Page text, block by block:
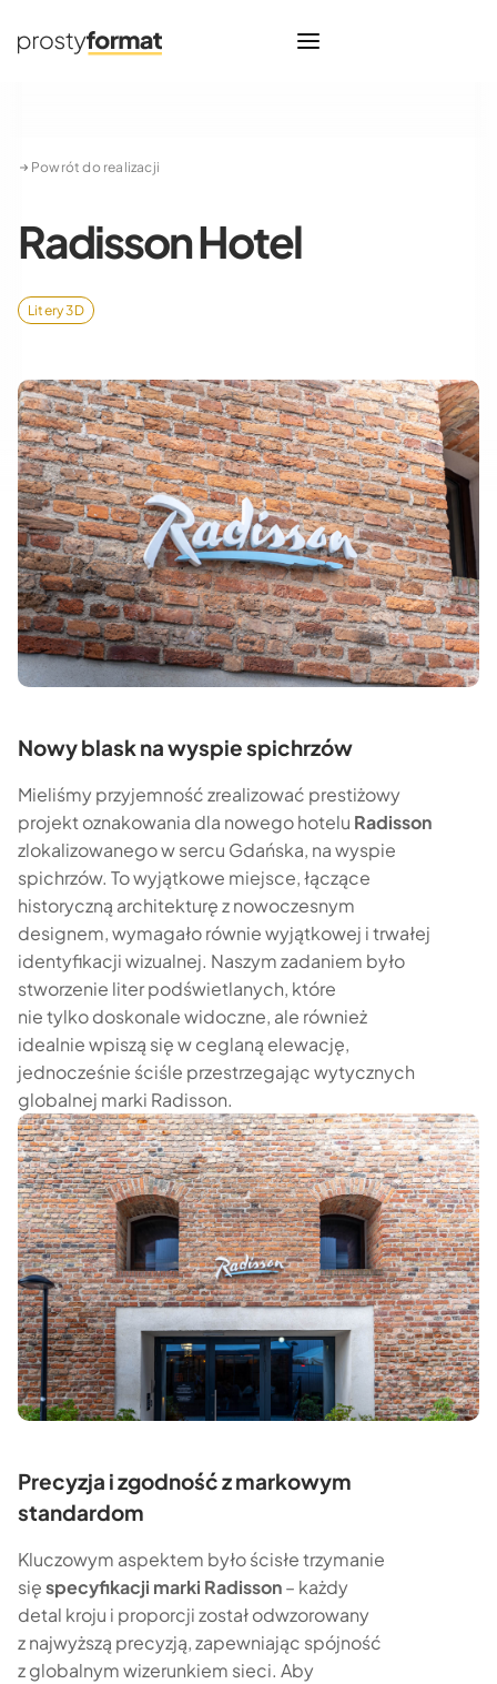
Powrót do realizacji
Radisson Hotel
Litery 3D
Precyzja i zgodność z markowym
standardom
Kluczowym aspektem było ścisłe trzymanie
sięspecyfikacji marki Radisson– każdy
detal kroju i proporcji został odwzorowany
z najwyższą precyzją, zapewniając spójność
z globalnym wizerunkiem sieci. Aby
Nowy blask na wyspie spichrzów
Mieliśmy przyjemność zrealizować prestiżowy
projekt oznakowania dla nowego hotelu Radisson
zlokalizowanego w sercu Gdańska, na wyspie
spichrzów. To wyjątkowe miejsce, łączące
historyczną architekturę z nowoczesnym
designem, wymagało równie wyjątkowej i trwałej
identyfikacji wizualnej. Naszym zadaniem było
stworzenie liter podświetlanych, które
nie tylko doskonale widoczne, ale również
idealnie wpiszą się w ceglaną elewację,
jednocześnie ściśle przestrzegając wytycznych
globalnej marki Radisson.